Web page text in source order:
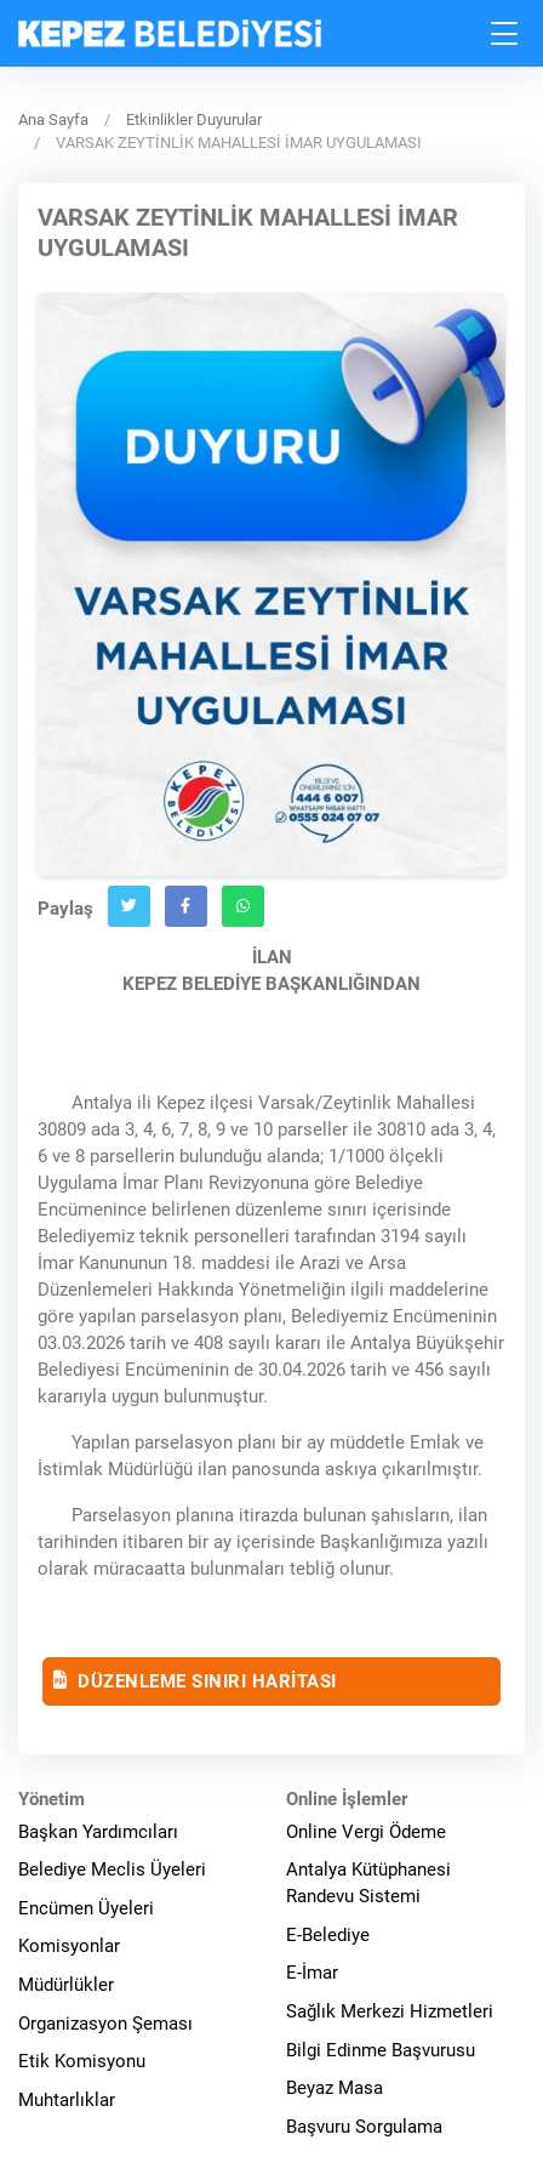
Ana Sayfa
Etkinlikler Duyurular
VARSAK ZEYTİNLİK MAHALLESİ İMAR UYGULAMASI
VARSAK ZEYTİNLİK MAHALLESİ İMAR
UYGULAMASI
Paylaş
İLAN
KEPEZ BELEDİYE BAŞKANLIĞINDAN
Antalya ili Kepez ilçesi Varsak/Zeytinlik Mahallesi
30809 ada 3, 4, 6, 7, 8, 9 ve 10 parseller ile 30810 ada 3, 4,
6 ve 8 parsellerin bulunduğu alanda; 1/1000 ölçekli
Uygulama İmar Planı Revizyonuna göre Belediye
Encümenince belirlenen düzenleme sınırı içerisinde
Belediyemiz teknik personelleri tarafından 3194 sayılı
İmar Kanununun 18. maddesi ile Arazi ve Arsa
Düzenlemeleri Hakkında Yönetmeliğin ilgili maddelerine
göre yapılan parselasyon planı, Belediyemiz Encümeninin
03.03.2026 tarih ve 408 sayılı kararı ile Antalya Büyükşehir
Belediyesi Encümeninin de 30.04.2026 tarih ve 456 sayılı
kararıyla uygun bulunmuştur.
Yapılan parselasyon planı bir ay müddetle Emlak ve
İstimlak Müdürlüğü ilan panosunda askıya çıkarılmıştır.
Parselasyon planına itirazda bulunan şahısların, ilan
tarihinden itibaren bir ay içerisinde Başkanlığımıza yazılı
olarak müracaatta bulunmaları tebliğ olunur.
DÜZENLEME SINIRI HARİTASI
Yönetim
Başkan Yardımcıları
Belediye Meclis Üyeleri
Encümen Üyeleri
Komisyonlar
Müdürlükler
Organizasyon Şeması
Etik Komisyonu
Muhtarlıklar
Online İşlemler
Online Vergi Ödeme
Antalya Kütüphanesi
Randevu Sistemi
E-Belediye
E-İmar
Sağlık Merkezi Hizmetleri
Bilgi Edinme Başvurusu
Beyaz Masa
Başvuru Sorgulama